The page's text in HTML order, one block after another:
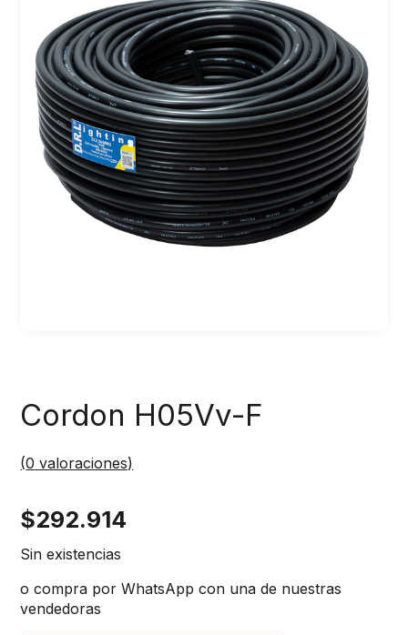
Cordon H05Vv-F
(0 valoraciones)
$292.914
Sin existencias
o compra por WhatsApp con una de nuestras
vendedoras